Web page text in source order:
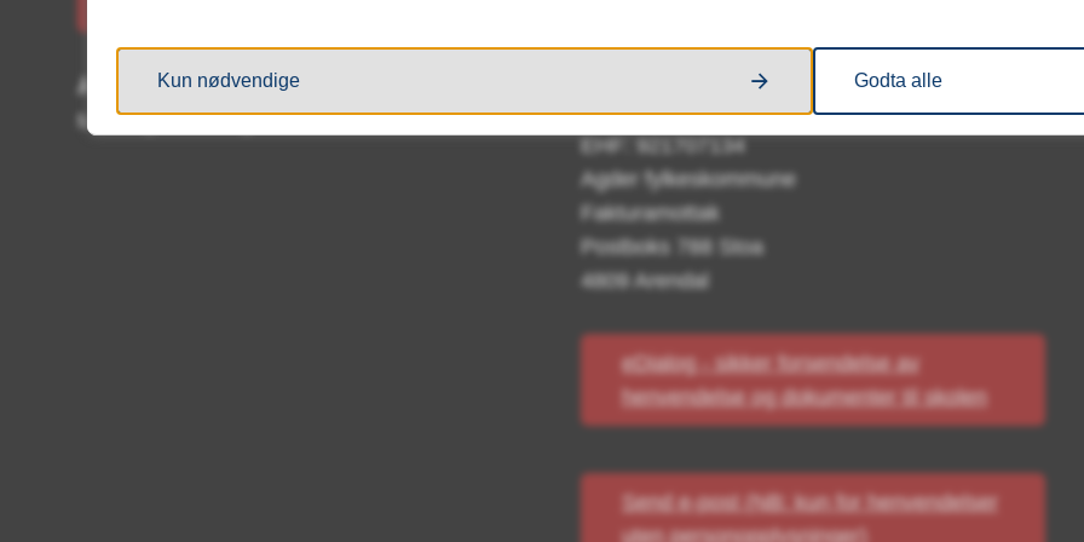
Åpningstider
Mandag til Fredag: fra klokken 0800 til 1530
4809 Arendal
Fakturaadresse:
EHF: 921707134
Agder fylkeskommune
Fakturamottak
Postboks 788 Stoa
4809 Arendal
eDialog - sikker forsendelse av
henvendelse og dokumenter til skolen
Send e-post (NB: kun for henvendelser
uten personopplysninger)
Kun nødvendige Godta alle